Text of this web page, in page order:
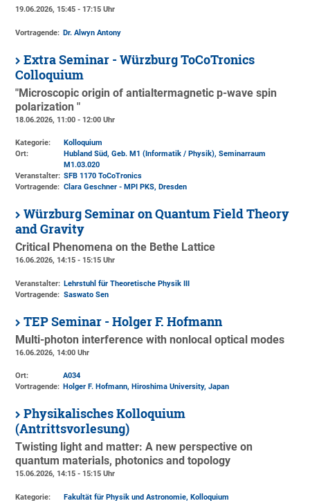
19.06.2026, 15:45 - 17:15 Uhr
Vortragende: Dr. Alwyn Antony
Extra Seminar - Würzburg ToCoTronics
Colloquium
"Microscopic origin of antialtermagnetic p-wave spin
polarization "
18.06.2026, 11:00 - 12:00 Uhr
Kategorie:
Kolloquium
Ort:
Hubland Süd, Geb. M1 (Informatik / Physik), Seminarraum
M1.03.020
Veranstalter: SFB 1170 ToCoTronics
Vortragende: Clara Geschner - MPI PKS, Dresden
Würzburg Seminar on Quantum Field Theory
and Gravity
Critical Phenomena on the Bethe Lattice
16.06.2026, 14:15 - 15:15 Uhr
Veranstalter: Lehrstuhl für Theoretische Physik III
Vortragende: Saswato Sen
TEP Seminar - Holger F. Hofmann
Multi-photon interference with nonlocal optical modes
16.06.2026, 14:00 Uhr
Ort:
A034
Vortragende: Holger F. Hofmann, Hiroshima University, Japan
Physikalisches Kolloquium
(Antrittsvorlesung)
Twisting light and matter: A new perspective on
quantum materials, photonics and topology
15.06.2026, 14:15 - 15:15 Uhr
Kategorie:
Fakultät für Physik und Astronomie, Kolloquium